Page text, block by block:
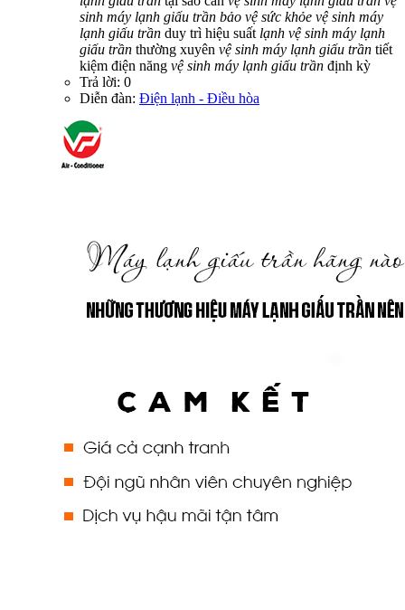
sinh máy lạnh giấu trần bảo vệ sức khỏe vệ sinh máy
lạnh giấu trần duy trì hiệu suất lạnh vệ sinh máy lạnh
giấu trần thường xuyên vệ sinh máy lạnh giấu trần tiết
kiệm điện năng vệ sinh máy lạnh giấu trần định kỳ
Trả lời: 0
Diễn đàn: Điện lạnh - Điều hòa